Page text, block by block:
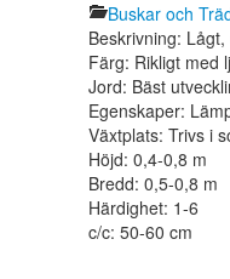
Buskar och
Beskrivning:
Färg: Rikligt med
Jord: Bäst
Egenskaper:
Växtplats: Trivs i
Höjd: 0,4-0,8 m
Bredd: 0,5-0,8 m
Härdighet: 1-6
c/c: 50-60 cm